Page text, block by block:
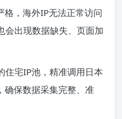
格，海外IP无法正常访问
会出现数据缺失、页面加
住宅IP池，精准调用日本
确保数据采集完整、准